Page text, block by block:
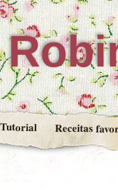
Tutorial Receitas